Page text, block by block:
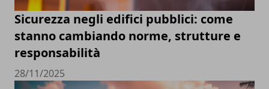
Sicurezza negli edifici pubblici: come
stanno cambiando norme, strutture e
responsabilità
28/11/2025